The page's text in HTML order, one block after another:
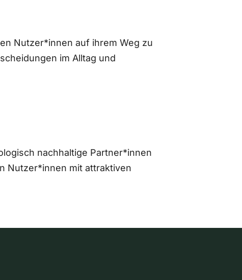
Nutzer*innen auf ihrem Weg zu
im Alltag und
nachhaltige Partner*innen
Nutzer*innen mit attraktiven